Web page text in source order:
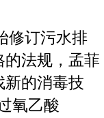
修订污水排
法规，孟菲
新的消毒技
氧乙酸